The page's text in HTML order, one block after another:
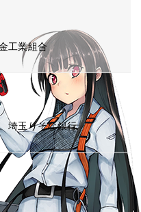
工業組合
埼玉りそな銀行